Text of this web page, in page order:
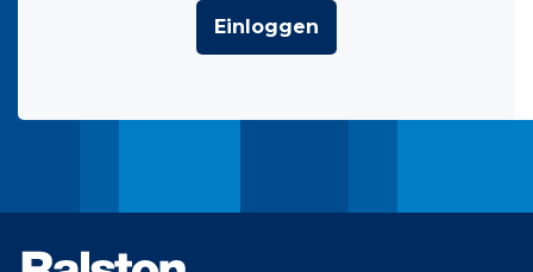
Einloggen